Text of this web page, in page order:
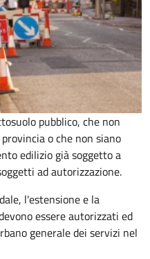
pubblico, che non
o che non siano
edilizio già soggetto a
adautorizzazione.
l'estensione e la
essere autorizzati ed
generale dei servizi nel